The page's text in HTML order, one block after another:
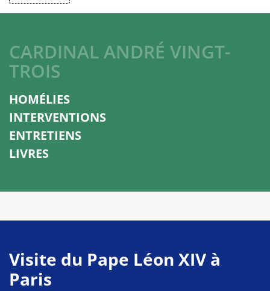
CARDINAL ANDRÉ VINGT-
TROIS
HOMÉLIES
INTERVENTIONS
ENTRETIENS
LIVRES
Visite du Pape Léon XIV à
Paris